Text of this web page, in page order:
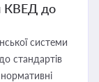
КВЕД до
системи
стандартів